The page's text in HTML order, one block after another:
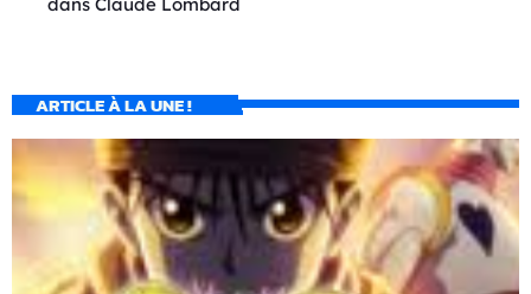
ARTICLE À LA UNE !